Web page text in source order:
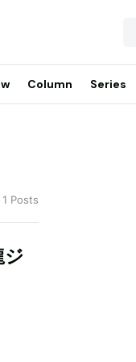
Column Series
Posts